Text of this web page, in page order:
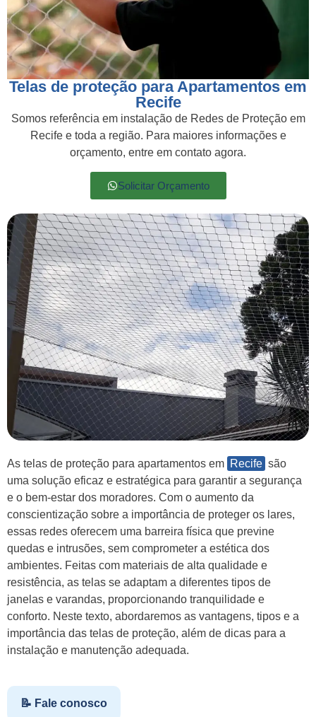
Telas de proteção para Apartamentos em
Recife
Somos referência em instalação de Redes de Proteção em
Recife e toda a região. Para maiores informações e
orçamento, entre em contato agora.
Solicitar Orçamento
As telas de proteção para apartamentos em Recife são
uma solução eficaz e estratégica para garantir a segurança
e o bem-estar dos moradores. Com o aumento da
conscientização sobre a importância de proteger os lares,
essas redes oferecem uma barreira física que previne
quedas e intrusões, sem comprometer a estética dos
ambientes. Feitas com materiais de alta qualidade e
resistência, as telas se adaptam a diferentes tipos de
janelas e varandas, proporcionando tranquilidade e
conforto. Neste texto, abordaremos as vantagens, tipos e a
importância das telas de proteção, além de dicas para a
instalação e manutenção adequada.
📝 Fale conosco